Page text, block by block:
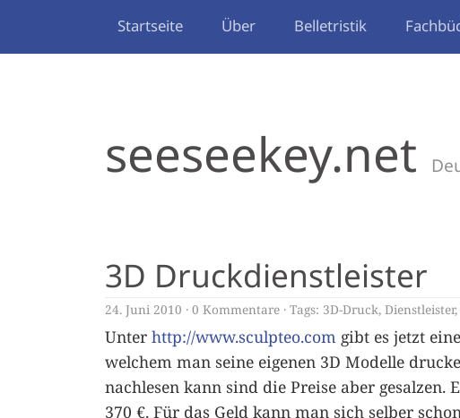
Startseite Über Belletristik
seeseekey.net
3D Druckdienstleister
24. Juni 2010 0 Kommentare Tags: 3D-Druck, Dienstleister,
Unter http://www.sculpteo.com gibt es jetzt
welchem man seine eigenen 3D Modelle
nachlesen kann sind die Preise aber
370 €. Für das Geld kann man sich selber